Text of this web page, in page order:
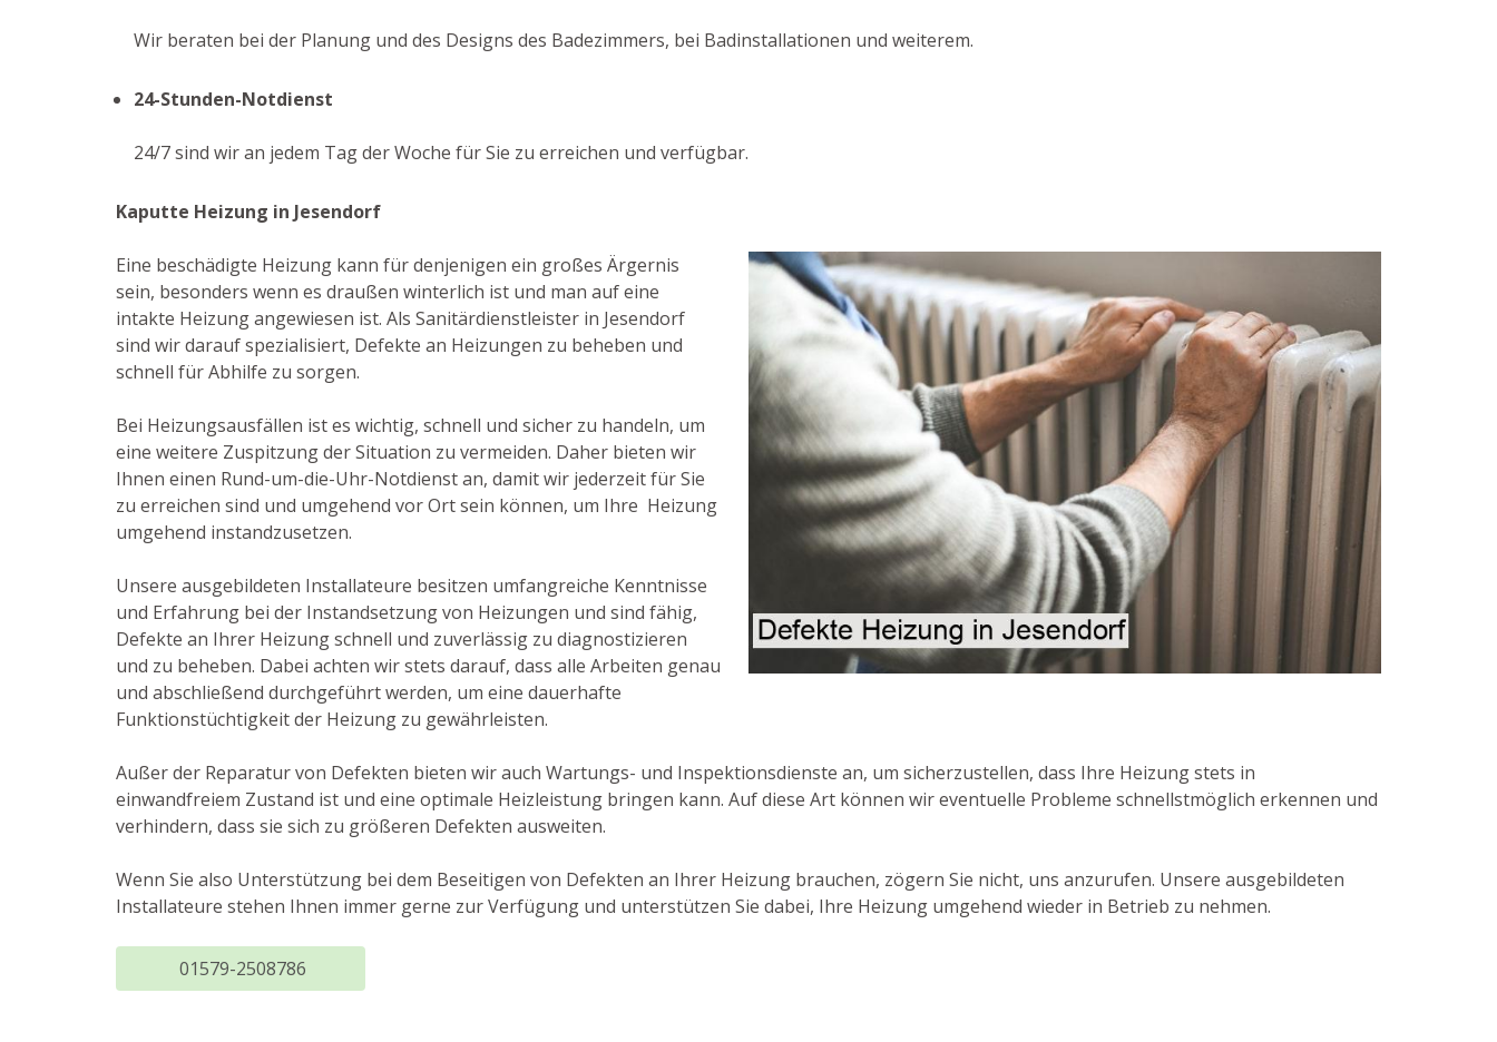
Wir beraten bei der Planung und des Designs des Badezimmers, bei Badinstallationen und weiterem.
24-Stunden-Notdienst
24/7 sind wir an jedem Tag der Woche für Sie zu erreichen und verfügbar.
Kaputte Heizung in Jesendorf
Eine beschädigte Heizung kann für denjenigen ein großes Ärgernis
sein, besonders wenn es draußen winterlich ist und man auf eine
intakte Heizung angewiesen ist. Als Sanitärdienstleister in Jesendorf
sind wir darauf spezialisiert, Defekte an Heizungen zu beheben und
schnell für Abhilfe zu sorgen.
Bei Heizungsausfällen ist es wichtig, schnell und sicher zu handeln, um
eine weitere Zuspitzung der Situation zu vermeiden. Daher bieten wir
Ihnen einen Rund-um-die-Uhr-Notdienst an, damit wir jederzeit für Sie
zu erreichen sind und umgehend vor Ort sein können, um Ihre Heizung
umgehend instandzusetzen.
Unsere ausgebildeten Installateure besitzen umfangreiche Kenntnisse
und Erfahrung bei der Instandsetzung von Heizungen und sind fähig,
Defekte an Ihrer Heizung schnell und zuverlässig zu diagnostizieren
und zu beheben. Dabei achten wir stets darauf, dass alle Arbeiten genau
und abschließend durchgeführt werden, um eine dauerhafte
Funktionstüchtigkeit der Heizung zu gewährleisten.
Außer der Reparatur von Defekten bieten wir auch Wartungs- und Inspektionsdienste an, um sicherzustellen, dass Ihre Heizung stets in
einwandfreiem Zustand ist und eine optimale Heizleistung bringen kann. Auf diese Art können wir eventuelle Probleme schnellstmöglich erkennen und
verhindern, dass sie sich zu größeren Defekten ausweiten.
Wenn Sie also Unterstützung bei dem Beseitigen von Defekten an Ihrer Heizung brauchen, zögern Sie nicht, uns anzurufen. Unsere ausgebildeten
Installateure stehen Ihnen immer gerne zur Verfügung und unterstützen Sie dabei, Ihre Heizung umgehend wieder in Betrieb zu nehmen.
01579-2508786